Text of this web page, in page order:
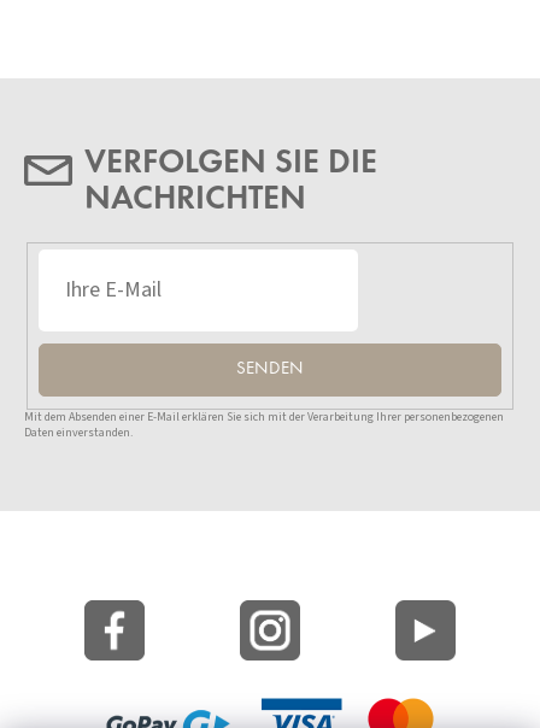
VERFOLGEN SIE DIE
NACHRICHTEN
SENDEN
Mit dem Absenden einer E-Mail erklären Sie sich mit der Verarbeitung Ihrer personenbezogenen
Daten einverstanden.